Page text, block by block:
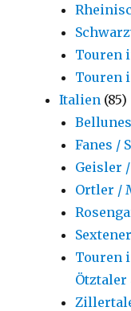
Touren
Touren
Italien (85)
Fanes /
Geisler
Ortler /
Touren
Ötztaler